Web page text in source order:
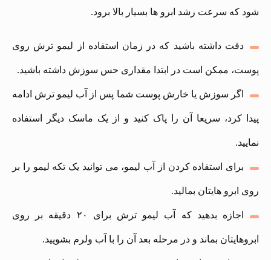
شود که سرعت رشد ابرو ها بسیار بالا برود.
دقت داشته باشید که در زمان استفاده از لیمو ترش روی
پوست، ممکن است در ابتدا مقداری حس سوزش داشته باشید.
اگر سوزش یا خارش پوست شما پس از آب لیمو ترش ادامه
پیدا کرد، سریعا آن را پاک کنید و از یک ماسک دیگر استفاده
نمایید.
برای استفاده کردن از آب لیمو، می توانید یک تکه لیمو را بر
روی ابرو هایتان بمالید.
اجازه بدهید که آب لیمو ترش برای ۲۰ دقیقه بر روی
ابروهایتان بماند و در مرحله بعد آن را با آب ولرم بشویید.